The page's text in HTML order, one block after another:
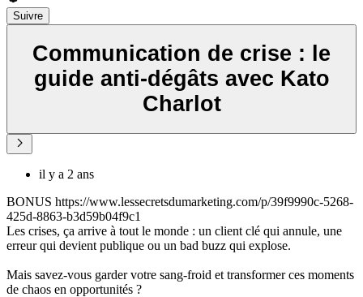
Suivre
Communication de crise : le
guide anti-dégâts avec Kato
Charlot
il y a 2 ans
BONUS https://www.lessecretsdumarketing.com/p/39f9990c-5268-
425d-8863-b3d59b04f9c1
Les crises, ça arrive à tout le monde : un client clé qui annule, une
erreur qui devient publique ou un bad buzz qui explose.
Mais savez-vous garder votre sang-froid et transformer ces moments
de chaos en opportunités ?